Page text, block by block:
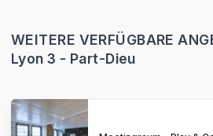
WEITERE VERFÜGBARE
Lyon 3 - Part-Dieu